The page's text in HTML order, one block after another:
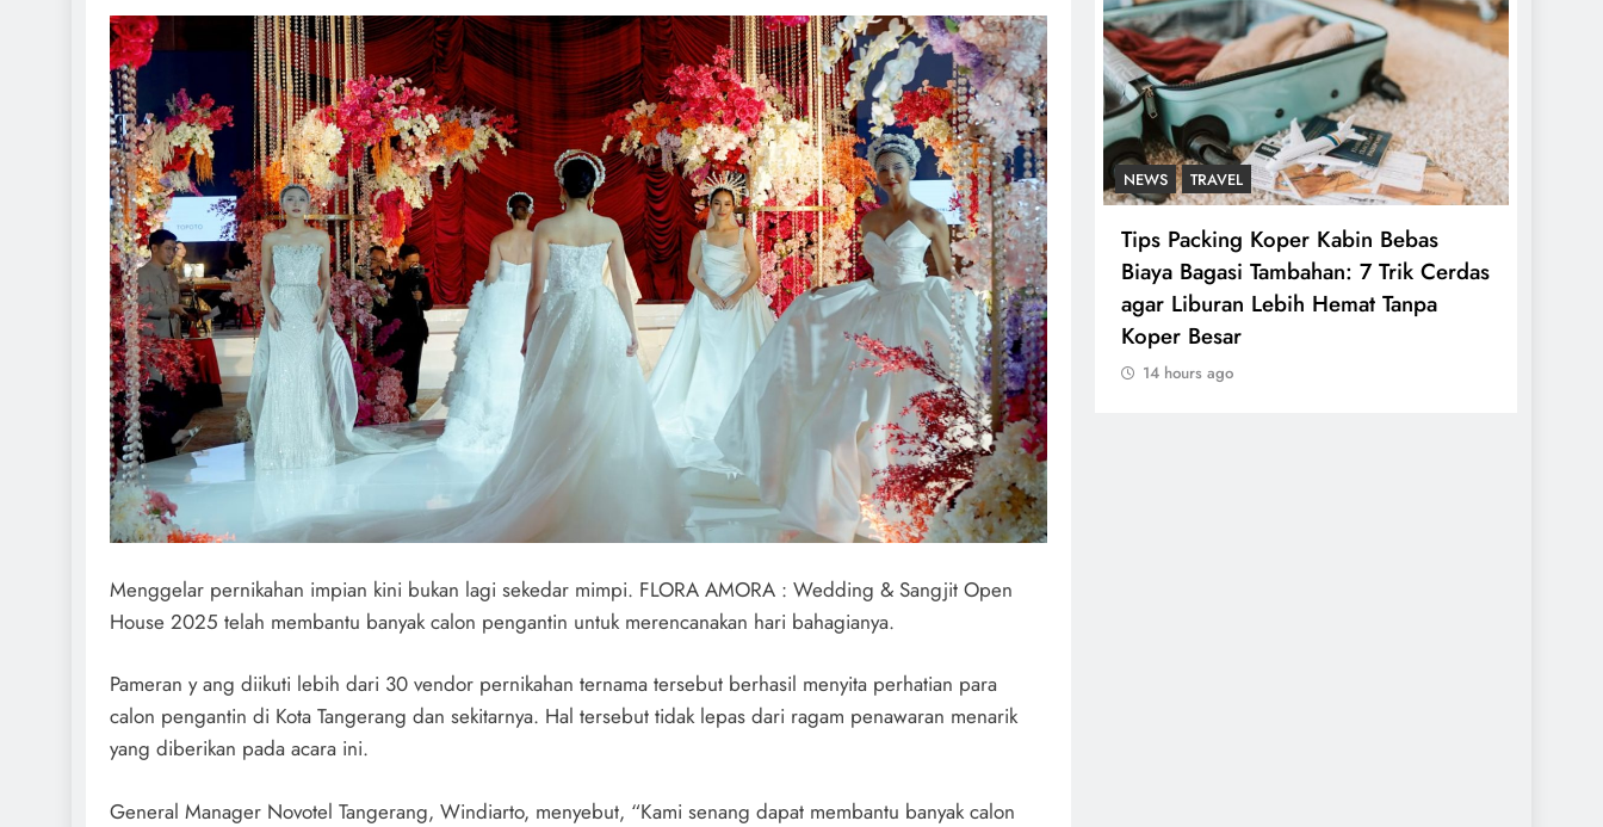
Menggelar pernikahan impian kini bukan lagi sekedar mimpi. FLORA AMORA : Wedding & Sangjit Open
House 2025 telah membantu banyak calon pengantin untuk merencanakan hari bahagianya.
Pameran y ang diikuti lebih dari 30 vendor pernikahan ternama tersebut berhasil menyita perhatian para
calon pengantin di Kota Tangerang dan sekitarnya. Hal tersebut tidak lepas dari ragam penawaran menarik
yang diberikan pada acara ini.
General Manager Novotel Tangerang, Windiarto, menyebut, “Kami senang dapat membantu banyak calon
NEWS
Perusahaan Indonesia Adopsi AI
untuk Bisnis: Survei Ungkap
Tantangan Bukan Lagi Teknologi,
tetapi Cara Mengembangkannya
14 hours ago
NEWS TRAVEL
Tips Packing Koper Kabin Bebas
Biaya Bagasi Tambahan: 7 Trik Cerdas
agar Liburan Lebih Hemat Tanpa
Koper Besar
14 hours ago